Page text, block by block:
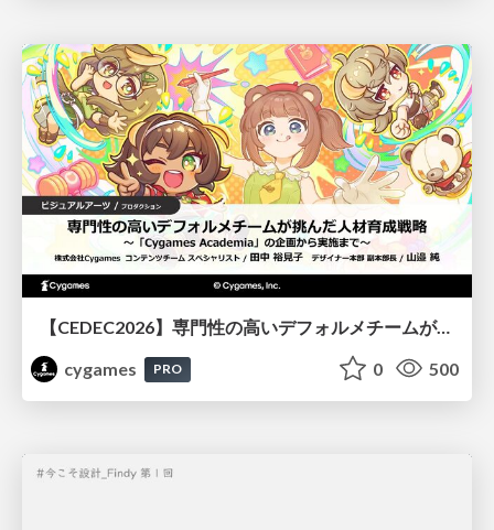
【CEDEC2026】専門性の高いデフォルメチームが挑んだ人材育成戦略 〜Cygames Academiaの企画から実施まで〜
cygames
PRO 0 500